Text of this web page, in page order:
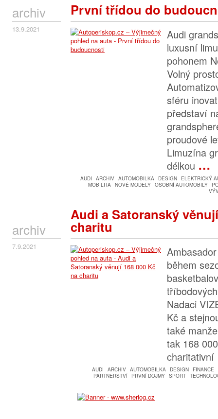
První třídou do
archiv
13.9.2021
Audi
luxusní
pohonem
Volný
sféru
představí
proudové
Limuzína
délkou …
AUDI ARCHIV AUTOMOBILKA DESIGN
ELEKTRICKÝ
MOBILITA NOVÉ MODELY OSOBNÍ AUTOMOBILY
Audi a Satoranský
charitu
archiv
7.9.2021
během
Nadaci
Kč a
také
tak 168
charitativní
AUDI ARCHIV AUTOMOBILKA DESIGN
FINANCE
PARTNERSTVÍ
PRVNÍ DOJMY SPORT